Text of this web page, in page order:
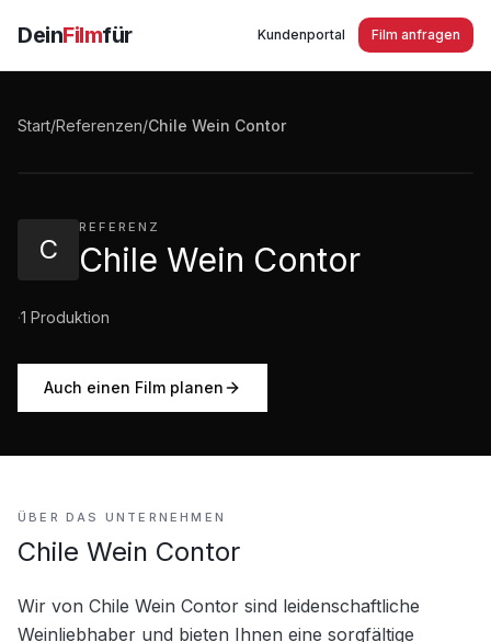
DeinFilmfür Kundenportal Film anfragen
Start/Referenzen/Chile Wein Contor
C
REFERENZ
Chile Wein Contor
·1 Produktion
Auch einen Film planen
Chile Wein Contor - Wattlers Wein Welt
ÜBER DAS UNTERNEHMEN
Chile Wein Contor
Wir von Chile Wein Contor sind leidenschaftliche
Weinliebhaber und bieten Ihnen eine sorgfältige